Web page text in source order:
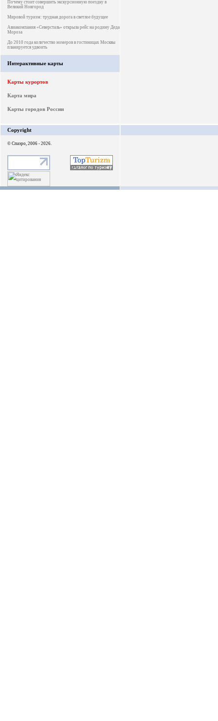
Почему стоит совершить экскурсионную поездку в
Великий Новгород
Мировой туризм: трудная дорога в светлое будущее
Авиакомпания «Северсталь» открыла рейс на родину Деда
Мороза
До 2010 года количество номеров в гостиницах Москвы
планируется удвоить
Интерактивные карты
Карты курортов
Карта мира
Карты городов России
Copyright
© Спаэро, 2006 - 2026.